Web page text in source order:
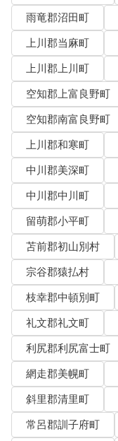
雨竜郡沼田町
上川郡当麻町
上川郡上川町
空知郡上富良野町
空知郡南富良野町
上川郡和寒町
中川郡美深町
中川郡中川町
留萌郡小平町
苫前郡初山別村
宗谷郡猿払村
枝幸郡中頓別町
礼文郡礼文町
利尻郡利尻富士町
網走郡美幌町
斜里郡清里町
常呂郡訓子府町